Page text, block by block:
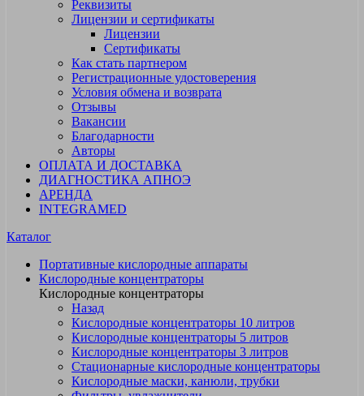
Реквизиты
Лицензии и сертификаты
Лицензии
Сертификаты
Как стать партнером
Регистрационные удостоверения
Условия обмена и возврата
Отзывы
Вакансии
Благодарности
Авторы
ОПЛАТА И ДОСТАВКА
ДИАГНОСТИКА АПНОЭ
АРЕНДА
INTEGRAMED
Каталог
Портативные кислородные аппараты
Кислородные концентраторы
Кислородные концентраторы
Назад
Кислородные концентраторы 10 литров
Кислородные концентраторы 5 литров
Кислородные концентраторы 3 литров
Стационарные кислородные концентраторы
Кислородные маски, канюли, трубки